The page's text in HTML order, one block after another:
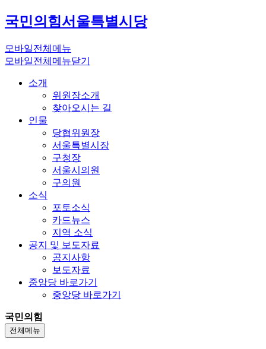
국민의힘서울특별시당
모바일전체메뉴
모바일전체메뉴닫기
소개
위원장소개
찾아오시는 길
인물
당협위원장
서울특별시장
구청장
서울시의원
구의원
소식
포토소식
카드뉴스
지역 소식
공지 및 보도자료
공지사항
보도자료
중앙당 바로가기
중앙당 바로가기
국민의힘
전체메뉴